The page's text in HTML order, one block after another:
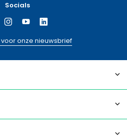
Socials
onze nieuwsbrief